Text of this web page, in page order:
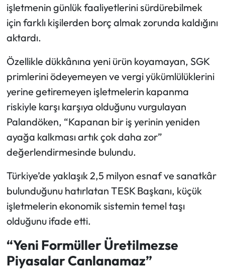
işletmenin günlük faaliyetlerini sürdürebilmek
için farklı kişilerden borç almak zorunda kaldığını
aktardı.
Özellikle dükkânına yeni ürün koyamayan, SGK
primlerini ödeyemeyen ve vergi yükümlülüklerini
yerine getiremeyen işletmelerin kapanma
riskiyle karşı karşıya olduğunu vurgulayan
Palandöken, “Kapanan bir iş yerinin yeniden
ayağa kalkması artık çok daha zor”
değerlendirmesinde bulundu.
Türkiye’de yaklaşık 2,5 milyon esnaf ve sanatkâr
bulunduğunu hatırlatan TESK Başkanı, küçük
işletmelerin ekonomik sistemin temel taşı
olduğunu ifade etti.
“Yeni Formüller Üretilmezse
Piyasalar Canlanamaz”